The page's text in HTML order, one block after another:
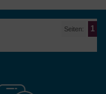
Seiten: 1